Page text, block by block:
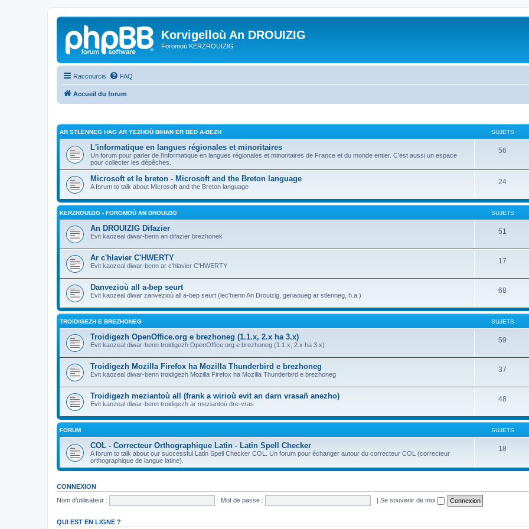
Korvigelloù An DROUIZIG
Foromoù KERZROUIZIG
Raccourcis FAQ
Accueil du forum
AR STLENNEG HAG AR YEZHOÙ BIHAN ER BED A-BEZH SUJETS
L'informatique en langues régionales et minoritaires
Un forum pour parler de l'informatique en langues régionales et minoritaires de France et du monde entier. C'est aussi un espace
pour collecter les dépêches.
56
Microsoft et le breton - Microsoft and the Breton language
A forum to talk about Microsoft and the Breton language
24
KERZROUIZIG - FOROMOÙ AN DROUIZIG SUJETS
An DROUIZIG Difazier
Evit kaozeal diwar-benn an difazier brezhonek
51
Ar c'hlavier C'HWERTY
Evit kaozeal diwar-benn ar c'hlavier C'HWERTY
17
Danvezioù all a-bep seurt
Evit kaozeal diwar zanvezioù all a-bep seurt (lec'hienn An Drouizig, geriaoueg ar stlenneg, h.a.)
68
TROIDIGEZH E BREZHONEG SUJETS
Troidigezh OpenOffice.org e brezhoneg (1.1.x, 2.x ha 3.x)
Evit kaozeal diwar-benn troidigezh OpenOffice.org e brezhoneg (1.1.x, 2.x ha 3.x)
59
Troidigezh Mozilla Firefox ha Mozilla Thunderbird e brezhoneg
Evit kaozeal diwar-benn troidigezh Mozilla Firefox ha Mozilla Thunderbird e brezhoneg
37
Troidigezh meziantoù all (frank a wirioù evit an darn vrasañ anezho)
Evit kaozeal diwar-benn troidigezh ar meziantoù dre-vras
48
FORUM SUJETS
COL - Correcteur Orthographique Latin - Latin Spell Checker
A forum to talk about our successful Latin Spell Checker COL. Un forum pour échanger autour du correcteur COL (correcteur
orthographique de langue latine).
18
CONNEXION
Nom d’utilisateur :
Mot de passe : | Se souvenir de moi
QUI EST EN LIGNE ?